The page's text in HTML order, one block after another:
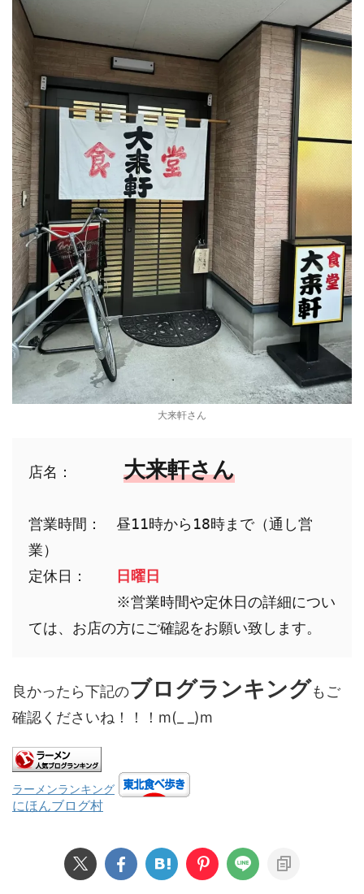
大来軒さん
店名： 大来軒さん
営業時間：　昼11時から18時まで（通し営
業）
定休日：
日曜日
※営業時間や定休日の詳細につい
ては、お店の方にご確認をお願い致します。
良かったら下記のブログランキングもご
確認くださいね！！！m(_ _)m
ラーメンランキング
にほんブログ村